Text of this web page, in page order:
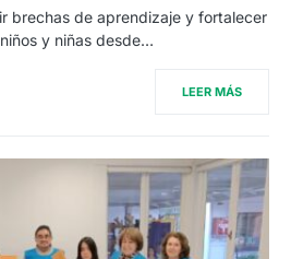
brechas de aprendizaje y fortalecer
y niñas desde…
LEER MÁS